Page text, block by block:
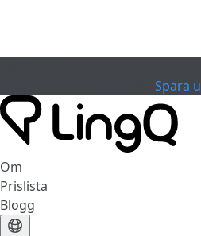
Spara
Om
Prislista
Blogg